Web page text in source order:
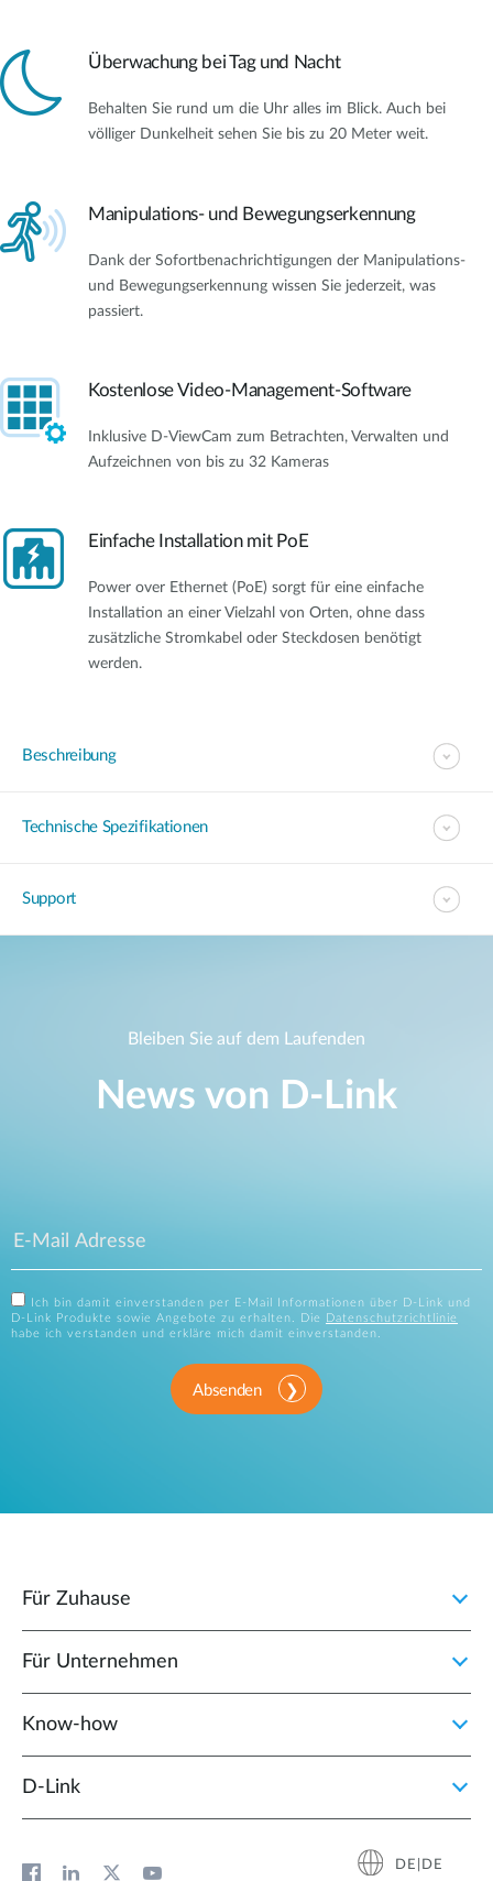
Überwachung bei Tag und Nacht
Behalten Sie rund um die Uhr alles im Blick. Auch bei
völliger Dunkelheit sehen Sie bis zu 20 Meter weit.
Manipulations- und Bewegungserkennung
Dank der Sofortbenachrichtigungen der Manipulations-
und Bewegungserkennung wissen Sie jederzeit, was
passiert.
Kostenlose Video-Management-Software
Inklusive D-ViewCam zum Betrachten, Verwalten und
Aufzeichnen von bis zu 32 Kameras
Einfache Installation mit PoE
Power over Ethernet (PoE) sorgt für eine einfache
Installation an einer Vielzahl von Orten, ohne dass
zusätzliche Stromkabel oder Steckdosen benötigt
werden.
Beschreibung
Technische Spezifikationen
Support
Bleiben Sie auf dem Laufenden
News von D‑Link
Ich bin damit einverstanden per E-Mail Informationen über D-Link und
D-Link Produkte sowie Angebote zu erhalten. Die
Datenschutzrichtlinie
habe ich verstanden und erkläre mich damit einverstanden.
Absenden
Für Zuhause
Für Unternehmen
Know-how
D‑Link
DE|DE